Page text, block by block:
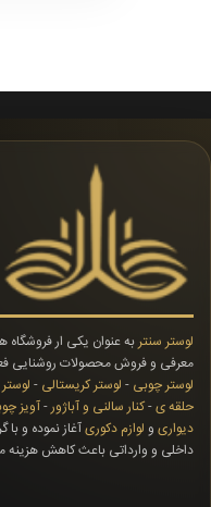
لوستر سنتربه عنوان یکی ار
معرفی و فروش محصولات روشنایی
لوستر چوبی - لوستر کریستالی -
حلقه ی-کنار سالنی و آباژور-آویز
دیواری و لوازم دکوریآغاز نموده و
داخلی و وارداتی باعث کاهش هزینه